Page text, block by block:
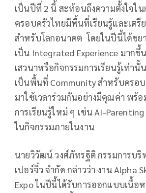
เป็นปีที่ 2 นี้ สะท้อนถึงความตั้งใจใ
ครอบครัวไทยมีพื้นที่เรียนรู้และเตรี
สำหรับโลกอนาคต โดยในปีนี้ได้ขย
เป็น Integrated Experience มากขึ้
เสวนาหรือกิจกรรมการเรียนรู้เท่า
เป็นพื้นที่ Community สำหรับครอ
มาใช้เวลาร่วมกันอย่างมีคุณค่า พร้
การเรียนรู้ใหม่ ๆ เช่น AI-
ในกิจกรรมภายในงาน
นายวิวัฒน์ วงศ์ภัทรฐิติ กรรมการบ
เปอร์จิ๋ว จำกัด กล่าวว่า งาน Alpha
Expo ในปีนี้ได้รับการออกแบบเนื้อ